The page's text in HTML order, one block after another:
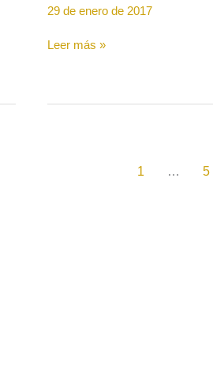
29 de enero de 2017
Leer más »
1 … 5